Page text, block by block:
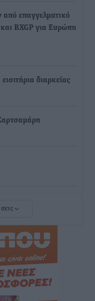
επαγγελματικό
BXGP για Ευρώπη
διαρκείας
μεθόδους»
Νίκος Κοντίτσης
Περρή στην